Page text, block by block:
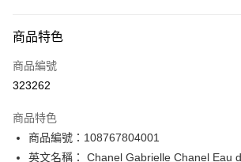
信用卡
Apple Pay
PayMe
商品特色
商品編號
323262
商品特色
商品編號：108767804001
英文名稱： Chanel Gabrielle Chanel Eau